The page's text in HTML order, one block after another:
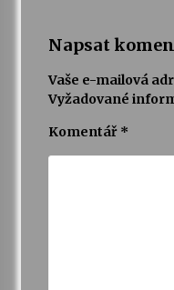
Napsat
Vaše e-mailová
Vyžadované
Komentář *